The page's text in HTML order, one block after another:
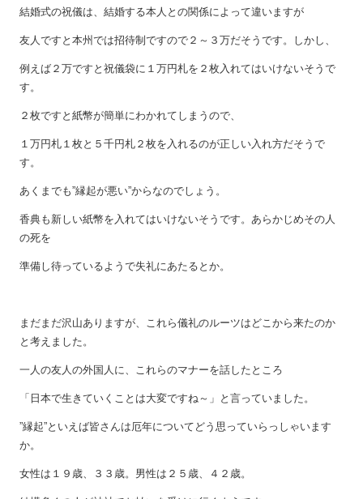
結婚式の祝儀は、結婚する本人との関係によって違いますが
友人ですと本州では招待制ですので２～３万だそうです。しかし、
例えば２万ですと祝儀袋に１万円札を２枚入れてはいけないそうで
す。
２枚ですと紙幣が簡単にわかれてしまうので、
１万円札１枚と５千円札２枚を入れるのが正しい入れ方だそうで
す。
あくまでも”縁起が悪い”からなのでしょう。
香典も新しい紙幣を入れてはいけないそうです。あらかじめその人
の死を
準備し待っているようで失礼にあたるとか。
まだまだ沢山ありますが、これら儀礼のルーツはどこから来たのか
と考えました。
一人の友人の外国人に、これらのマナーを話したところ
「日本で生きていくことは大変ですね～」と言っていました。
”縁起”といえば皆さんは厄年についてどう思っていらっしゃいます
か。
女性は１９歳、３３歳。男性は２５歳、４２歳。